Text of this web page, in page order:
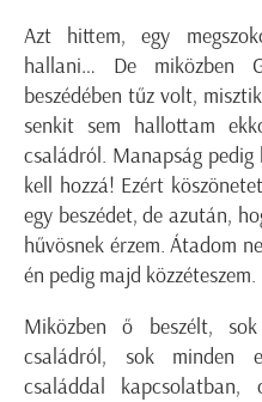
Azt hittem, egy
hallani… De miközben
beszédében tűz volt,
senkit sem hallottam
családról. Manapság
kell hozzá! Ezért
egy beszédet, de azután,
hűvösnek érzem. Átadom
én pedig majd közzéteszem.
Miközben ő beszélt,
családról, sok minden
családdal